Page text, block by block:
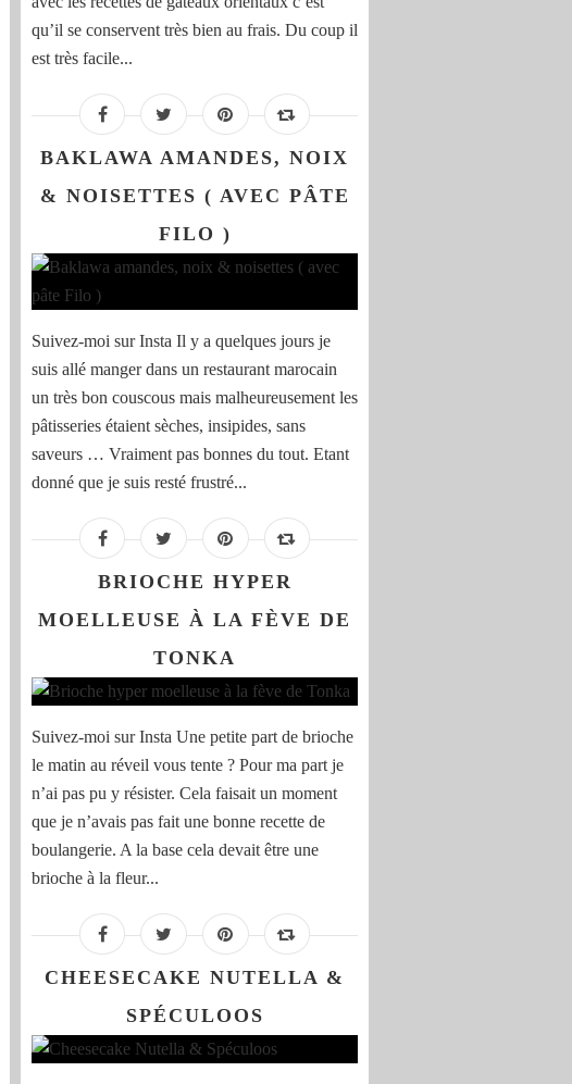
qu’il se conservent très bien au frais. Du coup il
est très facile...
BAKLAWA AMANDES, NOIX
& NOISETTES ( AVEC PÂTE
FILO )
Suivez-moi sur Insta Il y a quelques jours je
suis allé manger dans un restaurant marocain
un très bon couscous mais malheureusement les
pâtisseries étaient sèches, insipides, sans
saveurs … Vraiment pas bonnes du tout. Etant
donné que je suis resté frustré...
BRIOCHE HYPER
MOELLEUSE À LA FÈVE DE
TONKA
Suivez-moi sur Insta Une petite part de brioche
le matin au réveil vous tente ? Pour ma part je
n’ai pas pu y résister. Cela faisait un moment
que je n’avais pas fait une bonne recette de
boulangerie. A la base cela devait être une
brioche à la fleur...
CHEESECAKE NUTELLA &
SPÉCULOOS